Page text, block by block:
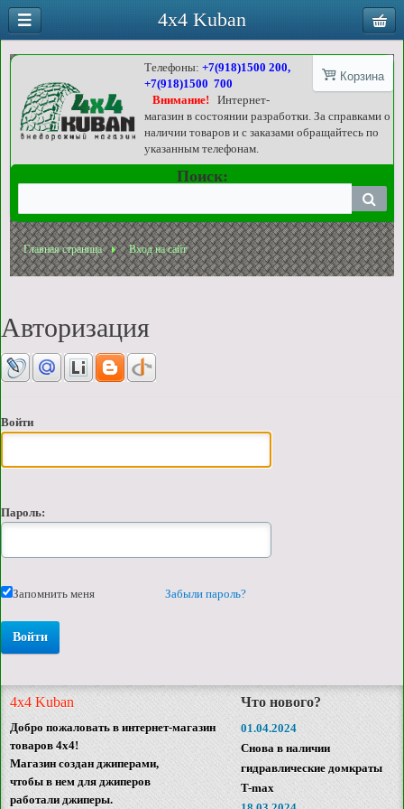
Корзина
Телефоны:+7(918)1500 200,
+7(918)1500 700
Внимание!
Интернет-
магазин в состоянии разработки. За справками о
наличии товаров и с заказами обращайтесь по
указанным телефонам.
Поиск:
Главная страница Вход на сайт
Авторизация
Войти
Пароль:
Запомнить меня Забыли пароль?
4x4 Kuban
Добро пожаловать в интернет-магазин
товаров 4x4!
Магазин создан джиперами,
чтобы в нем для джиперов
работали джиперы.
Что нового?
01.04.2024
Снова в наличии
гидравлические домкраты
T-max
4x4 Kuban